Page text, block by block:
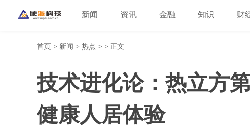
新闻 资讯 金融 知识 财
首页 > 新闻 > 热点 > > 正文
技术进化论：热立方
健康人居体验